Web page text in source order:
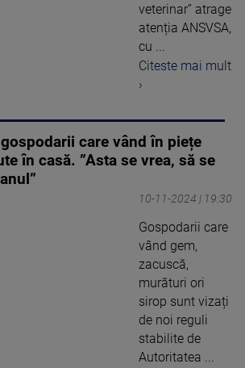
veterinar” atrage
atenția ANSVSA,
cu ...
Citeste mai mult
›
care vând în piețe
în casă. ”Asta se vrea, să se
10-11-2024 | 19:30
Gospodarii care
vând gem,
zacuscă,
murături ori
sirop sunt vizați
de noi reguli
stabilite de
Autoritatea ...